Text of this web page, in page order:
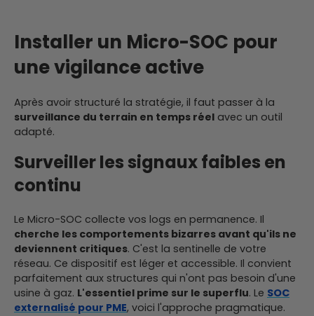
Installer un Micro-SOC pour
une vigilance active
Après avoir structuré la stratégie, il faut passer à la
surveillance du terrain en temps réel avec un outil
adapté.
Surveiller les signaux faibles en
continu
Le Micro-SOC collecte vos logs en permanence. Il
cherche les comportements bizarres avant qu'ils ne
deviennent critiques. C'est la sentinelle de votre
réseau. Ce dispositif est léger et accessible. Il convient
parfaitement aux structures qui n'ont pas besoin d'une
usine à gaz. L'essentiel prime sur le superflu. Le SOC
externalisé pour PME, voici l'approche pragmatique.